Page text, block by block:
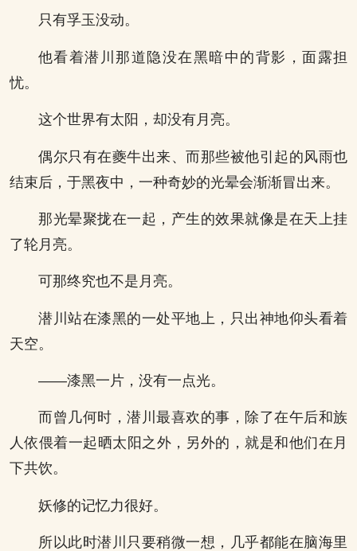
只有孚玉没动。
他看着潜川那道隐没在黑暗中的背影，面露担
忧。
这个世界有太阳，却没有月亮。
偶尔只有在夔牛出来、而那些被他引起的风雨也
结束后，于黑夜中，一种奇妙的光晕会渐渐冒出来。
那光晕聚拢在一起，产生的效果就像是在天上挂
了轮月亮。
可那终究也不是月亮。
潜川站在漆黑的一处平地上，只出神地仰头看着
天空。
——漆黑一片，没有一点光。
而曾几何时，潜川最喜欢的事，除了在午后和族
人依偎着一起晒太阳之外，另外的，就是和他们在月
下共饮。
妖修的记忆力很好。
所以此时潜川只要稍微一想，几乎都能在脑海里